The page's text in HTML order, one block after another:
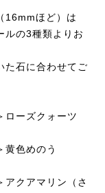
16mmほど）は
ルの3種類よりお
た石に合わせてご
ローズクォーツ
黄色めのう
アクアマリン（さ